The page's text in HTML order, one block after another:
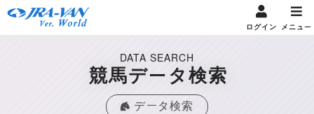
ログイン メニュー
DATA SEARCH
競馬データ検索
データ検索